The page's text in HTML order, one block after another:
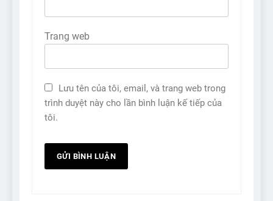
Trang web
Lưu tên của tôi, email, và trang web trong
trình duyệt này cho lần bình luận kế tiếp của
tôi.